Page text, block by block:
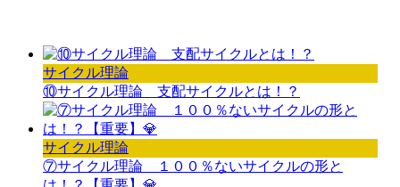
サイクル理論
⑩サイクル理論 支配サイクルとは！？
サイクル理論
⑦サイクル理論 １００％ないサイクルの形と